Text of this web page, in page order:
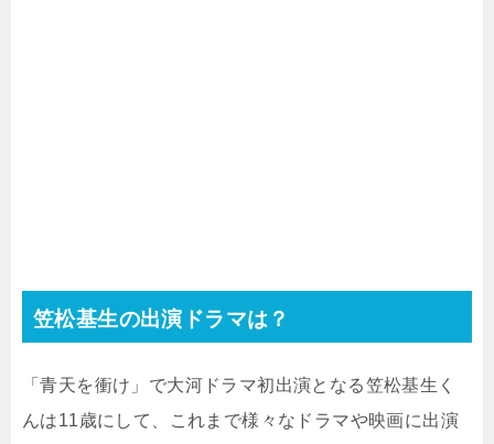
笠松基生の出演ドラマは？
「青天を衝け」で大河ドラマ初出演となる笠松基生く
んは11歳にして、これまで様々なドラマや映画に出演